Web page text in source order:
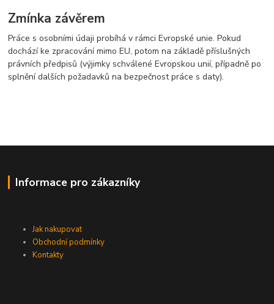
Zmínka závěrem
Práce s osobními údaji probíhá v rámci Evropské unie. Pokud
dochází ke zpracování mimo EU, potom na základě příslušných
právních předpisů (výjimky schválené Evropskou unií, případně po
splnění dalších požadavků na bezpečnost práce s daty).
Informace pro zákazníky
Jak nakupovat
Obchodní podmínky
Kontakty